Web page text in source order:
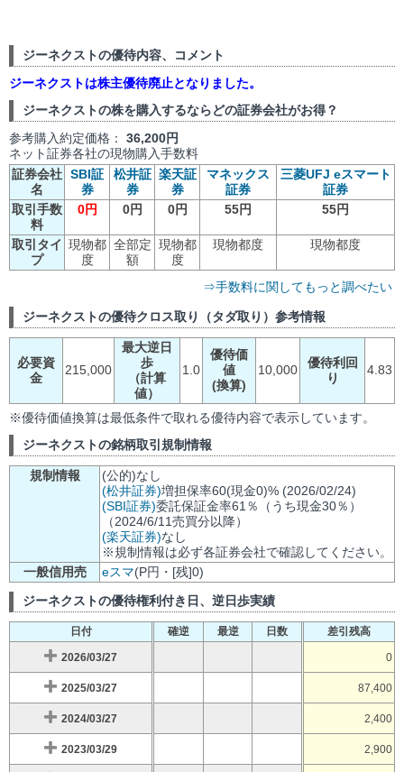
ジーネクストの優待内容、コメント
ジーネクストは株主優待廃止となりました。
ジーネクストの株を購入するならどの証券会社がお得？
参考購入約定価格： 36,200円
ネット証券各社の現物購入手数料
証券会社
名
SBI証
券
松井証
券
楽天証
券
マネックス
証券
三菱UFJ eスマート
証券
取引手数
料
0円 0円 0円 55円 55円
取引タイ
プ
現物都
度
全部定
額
現物都
度
現物都度 現物都度
⇒手数料に関してもっと調べたい
ジーネクストの優待クロス取り（タダ取り）参考情報
必要資
金
215,000
最大逆日
歩
（計算
値）
1.0
優待価
値
(換算)
10,000
優待利回
り
4.83
※優待価値換算は最低条件で取れる優待内容で表示しています。
ジーネクストの銘柄取引規制情報
規制情報
(公的)なし
(松井証券)増担保率60(現金0)% (2026/02/24)
(SBI証券)委託保証金率61％（うち現金30％）
（2024/6/11売買分以降）
(楽天証券)なし
※規制情報は必ず各証券会社で確認してください。
一般信用売
eスマ(P円・[残]0)
ジーネクストの優待権利付き日、逆日歩実績
日付 確逆 最逆 日数 差引残高
2026/03/27 0
2025/03/27 87,400
2024/03/27 2,400
2023/03/29 2,900